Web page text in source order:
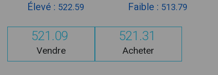
Élevé : 522.59 Faible : 513.79
521.09
Vendre
521.31
Acheter